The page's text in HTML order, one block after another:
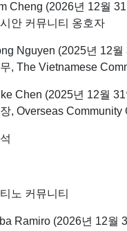
Cheng (2026년 12월
안 커뮤니티 옹호자
Nguyen (2025년 12
, The Vietnamese
Chen (2025년 12월
, Overseas
노 커뮤니티
Ramiro (2026년 12월